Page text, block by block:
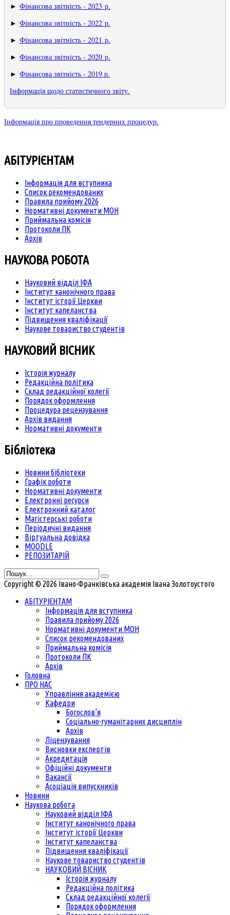
► Фінансова звітність - 2023 р.
► Фінансова звітність - 2022 р.
► Фінансова звітність - 2021 р.
► Фінансова звітність - 2020 р.
► Фінансова звітність - 2019 р.
Інформація щодо статистичного звіту.
Інформація про проведення тендерних процедур.
АБІТУРІЄНТАМ
Інформація для вступника
Список рекомендованих
Правила прийому 2026
Нормативні документи МОН
Приймальна комісія
Протоколи ПК
Архів
НАУКОВА РОБОТА
Науковий відділ ІФА
Інститут канонічного права
Інститут історії Церкви
Інститут капеланства
Підвищення кваліфікації
Наукове товариство студентів
НАУКОВИЙ ВІСНИК
Історія журналу
Редакційна політика
Склад редакційної колегії
Порядок оформлення
Процедура рецензування
Архів видання
Нормативні документи
Бібліотека
Новини бібліотеки
Графік роботи
Нормативні документи
Електронні ресурси
Електронний каталог
Магістерські роботи
Періодичні видання
Віртуальна довідка
MOODLE
РЕПОЗИТАРІЙ
Copyright © 2026 Івано-Франківська академія Івана Золотоустого
АБІТУРІЄНТАМ
Інформація для вступника
Правила прийому 2026
Нормативні документи МОН
Список рекомендованих
Приймальна комісія
Протоколи ПК
Архів
Головна
ПРО НАС
Управління академією
Кафедри
Богослов’я
Соціально-гуманітарних дисциплін
Архів
Ліцензування
Висновки експертів
Акредитація
Офіційні документи
Вакансії
Асоціація випускників
Новини
Наукова робота
Науковий відділ ІФА
Інститут канонічного права
Інститут історії Церкви
Інститут капеланства
Підвищення кваліфікації
Наукове товариство студентів
НАУКОВИЙ ВІСНИК
Історія журналу
Редакційна політика
Склад редакційної колегії
Порядок оформлення